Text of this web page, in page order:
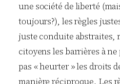
une société de liberté
toujours?), les règles
juste conduite abstraites,
citoyens les barrières à
pas « heurter » les droits